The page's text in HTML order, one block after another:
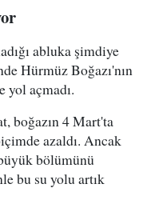
abluka şimdiye
Hürmüz Boğazı'nın
yol açmadı.
boğazın 4 Mart'ta
azaldı. Ancak
bölümünü
bu su yolu artık